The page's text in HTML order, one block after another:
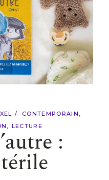
CONTEMPORAIN
LECTURE
: